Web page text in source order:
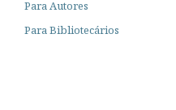
Para Autores
Para Bibliotecários